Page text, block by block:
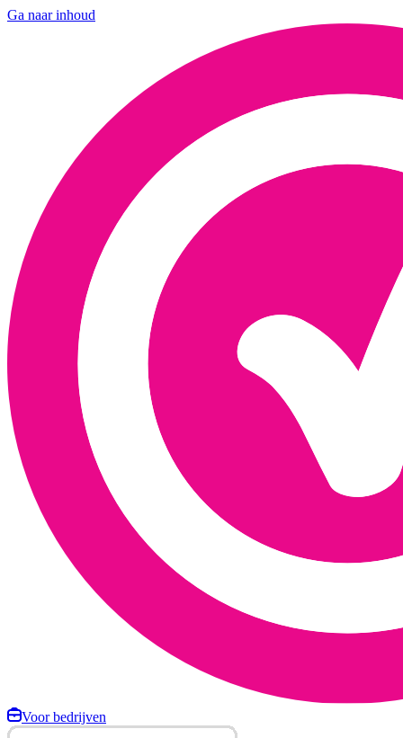
Ga naar inhoud
Voor bedrijven